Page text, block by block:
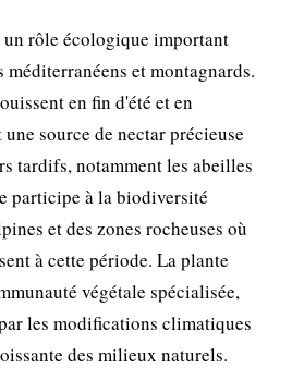
rôle écologique important
méditerranéens et montagnards.
en fin d'été et en
source de nectar précieuse
tardifs, notamment les abeilles
participe à la biodiversité
et des zones rocheuses où
à cette période. La plante
végétale spécialisée,
les modifications climatiques
des milieux naturels.